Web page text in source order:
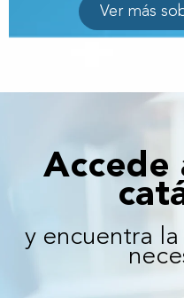
Ver más
Accede
y encuentra